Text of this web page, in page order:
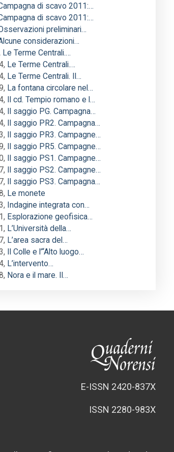
di scavo 2011:…
di scavo 2011:…
preliminari…
considerazioni…
Le Terme Centrali.…
, Le Terme Centrali.…
, Le Terme Centrali. Il…
, La fontana circolare nel…
, Il cd. Tempio romano e l…
, Il saggio PG. Campagna…
, Il saggio PR2. Campagna…
, Il saggio PR3. Campagne…
, Il saggio PR5. Campagne…
, Il saggio PS1. Campagne…
, Il saggio PS2. Campagne…
, Il saggio PS3. Campagna…
, Le monete
, Indagine integrata con…
, Esplorazione geofisica…
, L’Università della…
, L’area sacra del…
, Il Colle e l’“Alto luogo…
, L’intervento…
, Nora e il mare. Il…
E-ISSN 2420-837X
ISSN 2280-983X